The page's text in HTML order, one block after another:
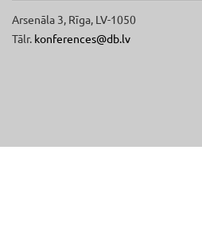
Arsenāla 3, Rīga, LV-1050
Tālr. konferences@db.lv